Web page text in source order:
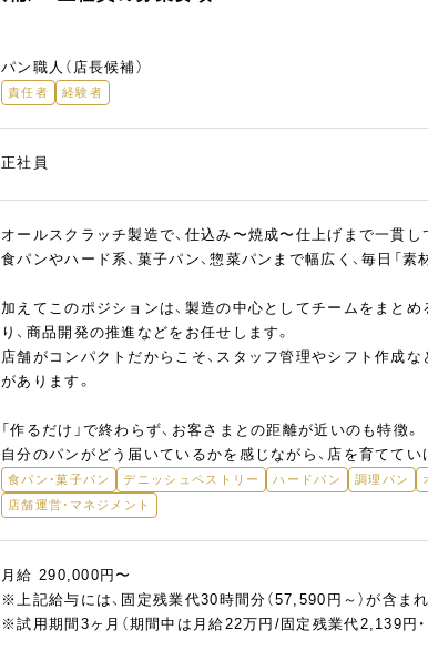
パン職人（店長候補）
責任者 経験者
正社員
オールスクラッチ製造で、仕込み〜焼成〜仕上げまで一貫し
食パンやハード系、菓子パン、惣菜パンまで幅広く、毎日「
加えてこのポジションは、製造の中心としてチームをまと
り、商品開発の推進などをお任せします。
店舗がコンパクトだからこそ、スタッフ管理やシフト作成
があります。
「作るだけ」で終わらず、お客さまとの距離が近いのも特徴。
自分のパンがどう届いているかを感じながら、店を育ててい
食パン・菓子パン デニッシュペストリー ハードパン 調理パン
店舗運営・マネジメント
月給 290,000円〜
※上記給与には、固定残業代30時間分（57,590円～）が含ま
※試用期間3ヶ月（期間中は月給22万円/固定残業代2,139円・